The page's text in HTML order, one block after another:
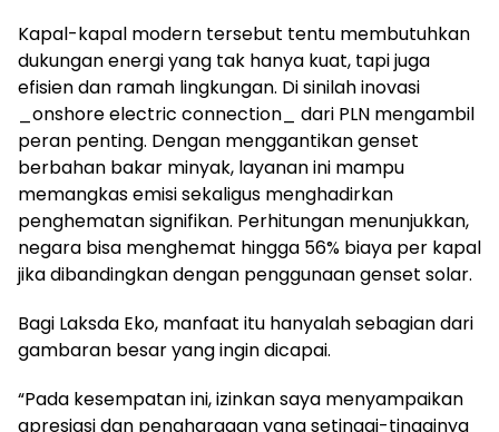
Kapal-kapal modern tersebut tentu membutuhkan
dukungan energi yang tak hanya kuat, tapi juga
efisien dan ramah lingkungan. Di sinilah inovasi
_onshore electric connection_ dari PLN mengambil
peran penting. Dengan menggantikan genset
berbahan bakar minyak, layanan ini mampu
memangkas emisi sekaligus menghadirkan
penghematan signifikan. Perhitungan menunjukkan,
negara bisa menghemat hingga 56% biaya per kapal
jika dibandingkan dengan penggunaan genset solar.
Bagi Laksda Eko, manfaat itu hanyalah sebagian dari
gambaran besar yang ingin dicapai.
“Pada kesempatan ini, izinkan saya menyampaikan
apresiasi dan penghargaan yang setinggi-tingginya